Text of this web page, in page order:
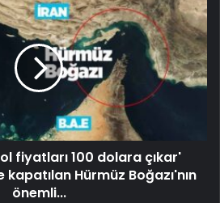
fiyatları 100 dolara çıkar'
Hürmüz Boğazı'nın
önemli...